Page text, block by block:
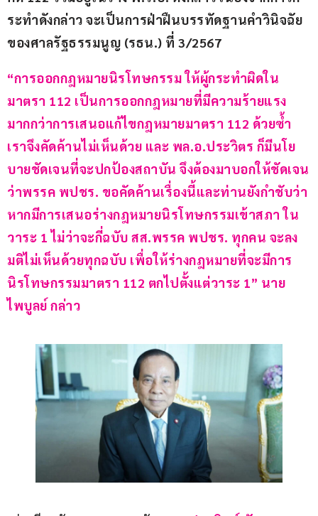
ระทำดังกล่าว จะเป็นการฝ่าฝืนบรรทัดฐานคำวินิจฉัย
ของศาลรัฐธรรมนูญ (รธน.) ที่ 3/2567
“การออกกฎหมายนิรโทษกรรม ให้ผู้กระทำผิดใน
มาตรา 112 เป็นการออกกฎหมายที่มีความร้ายแรง
มากกว่าการเสนอแก้ไขกฎหมายมาตรา 112 ด้วยซ้ำ
เราจึงคัดค้านไม่เห็นด้วย และ พล.อ.ประวิตร ก็มีนโย
บายชัดเจนที่จะปกป้องสถาบัน จึงต้องมาบอกให้ชัดเจน
ว่าพรรค พปชร. ขอคัดค้านเรื่องนี้และท่านยังกำชับว่า
หากมีการเสนอร่างกฎหมายนิรโทษกรรมเข้าสภา ใน
วาระ 1 ไม่ว่าจะกี่ฉบับ สส.พรรค พปชร. ทุกคน จะลง
มติไม่เห็นด้วยทุกฉบับ เพื่อให้ร่างกฎหมายที่จะมีการ
นิรโทษกรรมมาตรา 112 ตกไปตั้งแต่วาระ 1” นาย
ไพบูลย์ กล่าว